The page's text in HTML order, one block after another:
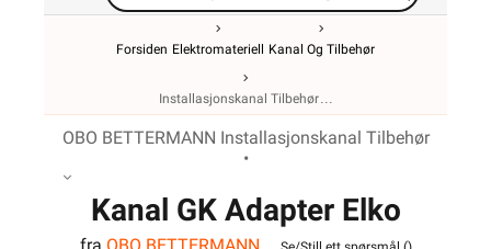
Forsiden Elektromateriell Kanal Og Tilbehør
Installasjonskanal Tilbehør
OBO BETTERMANN Installasjonskanal Tilbehør
•
Kanal GK Adapter Elko
fra OBO BETTERMANN